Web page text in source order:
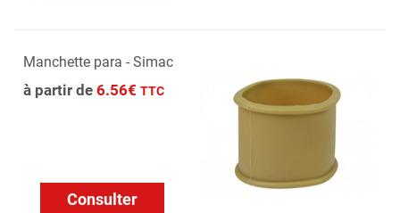
Manchette para - Simac
à partir de 6.56€ TTC
Consulter